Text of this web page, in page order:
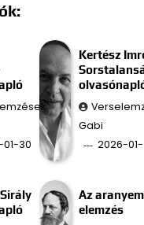
30
Kertész
Gabi
2026-
Az
elemzés